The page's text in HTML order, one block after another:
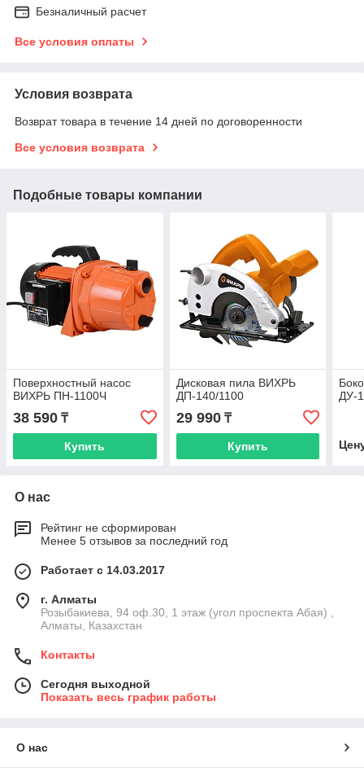
Безналичный расчет
Все условия оплаты
Условия возврата
Возврат товара в течение 14 дней по договоренности
Все условия возврата
Подобные товары компании
Поверхностный насос
ВИХРЬ ПН-1100Ч
38 590 ₸
Купить
Дисковая пила ВИХРЬ
ДП-140/1100
29 990₸
Купить
ДУ-
О нас
Рейтинг не сформирован
Менее 5 отзывов за последний год
Работает с 14.03.2017
г. Алматы
Розыбакиева, 94 оф.30, 1 этаж (угол проспекта Абая) ,
Алматы, Казахстан
Контакты
Сегодня выходной
Показать весь график работы
О нас